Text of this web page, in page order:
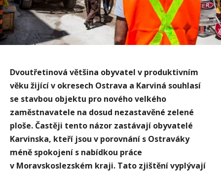
Dvoutřetinová většina obyvatel v produktivním
věku žijící v okresech Ostrava a Karviná souhlasí
se stavbou objektu pro nového velkého
zaměstnavatele na dosud nezastavěné zelené
ploše. Častěji tento názor zastávají obyvatelé
Karvinska, kteří jsou v porovnání s Ostraváky
méně spokojení s nabídkou práce
v Moravskoslezském kraji. Tato zjištění vyplývají